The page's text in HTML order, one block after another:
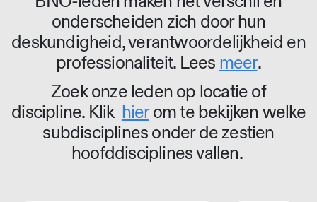
onderscheiden zich door hun
deskundigheid, verantwoordelijkheid en
professionaliteit. Lees meer.
Zoek onze leden op locatie of
discipline. Klik hierom te bekijken welke
subdisciplines onder de zestien
hoofddisciplines vallen.